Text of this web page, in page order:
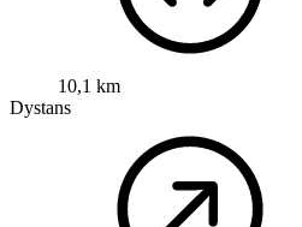
10,1 km
Dystans